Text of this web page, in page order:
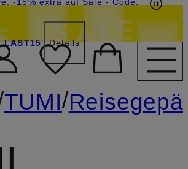
LAST15 Details
TUMI/